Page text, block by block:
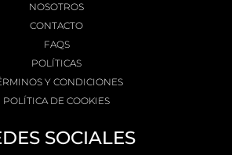
NOSOTROS
CONTACTO
FAQS
POLÍTICAS
Y CONDICIONES
POLÍTICA DE COOKIES
SOCIALES